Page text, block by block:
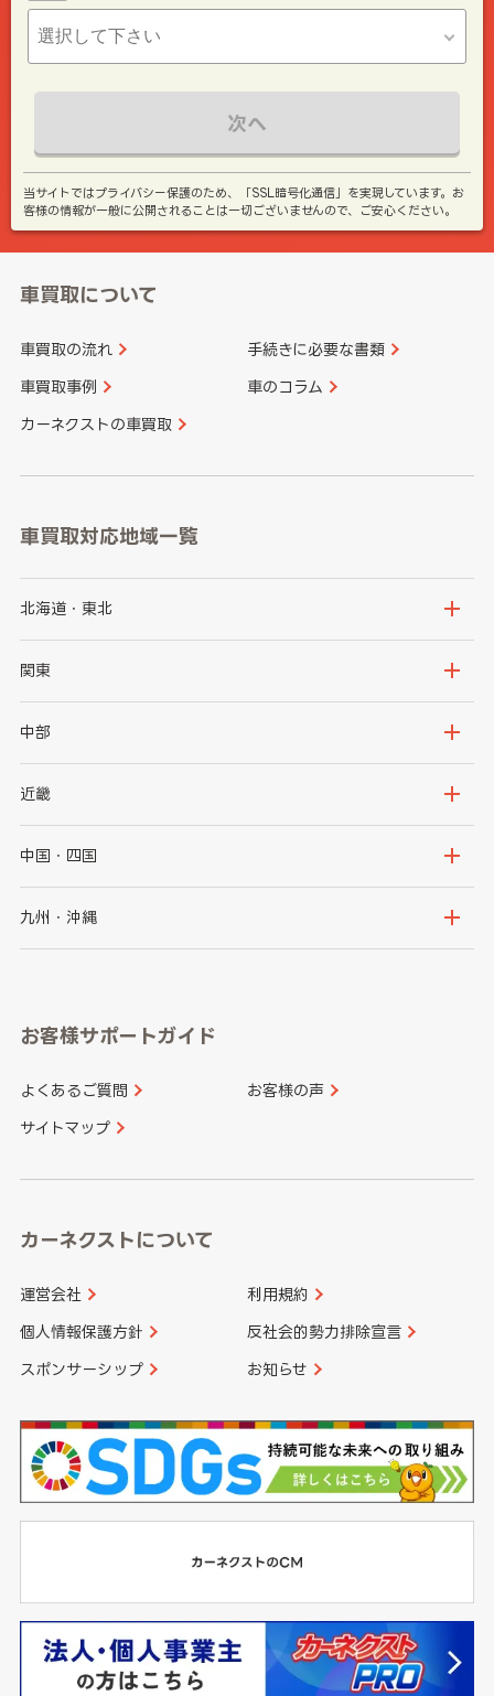
次へ
当サイトではプライバシー保護のため、「SSL暗号化通信」を実現しています。お
客様の情報が一般に公開されることは一切ございませんので、ご安心ください。
車買取について
車買取の流れ 手続きに必要な書類
車買取事例 車のコラム
カーネクストの車買取
車買取対応地域一覧
北海道・東北
北海道
岩手県
秋田県
関東
茨城県
群馬県
千葉県
中部
新潟県
石川県
山梨県
愛知県
近畿
大阪府
京都府
和歌山県
中国・四国
鳥取県
山口県
香川県 愛媛県
九州・沖縄
長崎県
大分県 宮崎県
お客様サポートガイド
よくあるご質問 お客様の声
サイトマップ
カーネクストについて
運営会社 利用規約
個人情報保護方針 反社会的勢力排除宣言
スポンサーシップ お知らせ